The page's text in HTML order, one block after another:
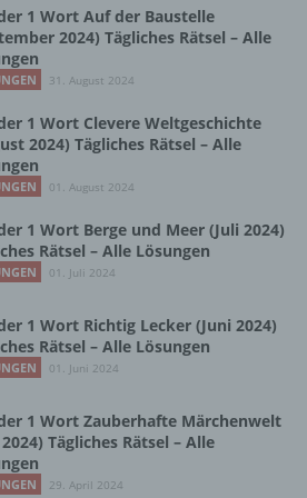
1 Wort Auf der Baustelle
2024) Tägliches Rätsel – Alle
31. August 2024
1 Wort Clevere Weltgeschichte
2024) Tägliches Rätsel – Alle
01. August 2024
1 Wort Berge und Meer (Juli 2024)
Rätsel – Alle Lösungen
01. Juli 2024
1 Wort Richtig Lecker (Juni 2024)
Rätsel – Alle Lösungen
01. Juni 2024
1 Wort Zauberhafte Märchenwelt
Tägliches Rätsel – Alle
29. April 2024
ist jede identifizierte oder
natürliche Person, deren
Daten von dem für die
verarbeitet
jeder mit oder ohne Hilfe
Verfahren ausgeführte
mit personenbezogenen
Erheben, das Erfassen, die
das Ordnen, die Speicherung,
Abfragen, die Verwendung,
durch Übermittlung,
eine andere Form der
den Abgleich oder die